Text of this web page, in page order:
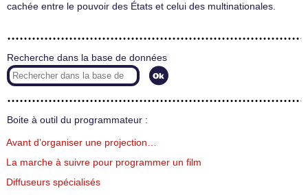
cachée entre le pouvoir des États et celui des multinationales.
Recherche dans la base de données
Boite à outil du programmateur :
Avant d’organiser une projection…
La marche à suivre pour programmer un film
Diffuseurs spécialisés